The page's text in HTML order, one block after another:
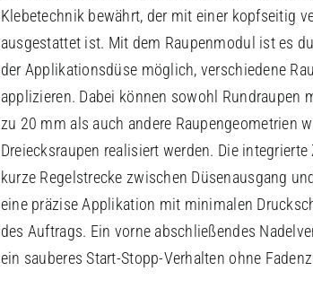
Klebetechnik bewährt, der mit einer kopfseitig
ausgestattet ist. Mit dem Raupenmodul ist es
der Applikationsdüse möglich, verschiedene
applizieren. Dabei können sowohl Rundraupen
zu 20 mm als auch andere Raupengeometrien
Dreiecksraupen realisiert werden. Die
kurze Regelstrecke zwischen Düsenausgang
eine präzise Applikation mit minimalen
des Auftrags. Ein vorne abschließendes
ein sauberes Start-Stopp-Verhalten ohne